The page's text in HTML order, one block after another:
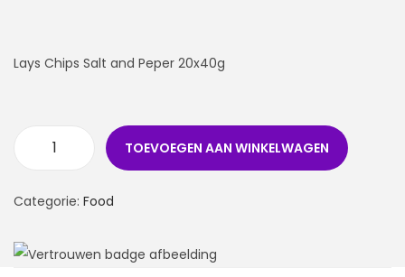
Lays Chips Salt and Peper 20x40g
TOEVOEGEN AAN WINKELWAGEN
Categorie: Food